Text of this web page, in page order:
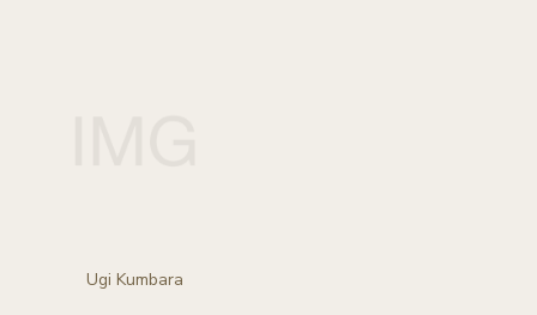
Ugi Kumbara